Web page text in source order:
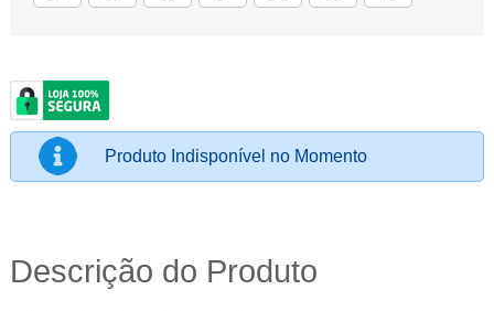
Produto Indisponível no Momento
Descrição do Produto